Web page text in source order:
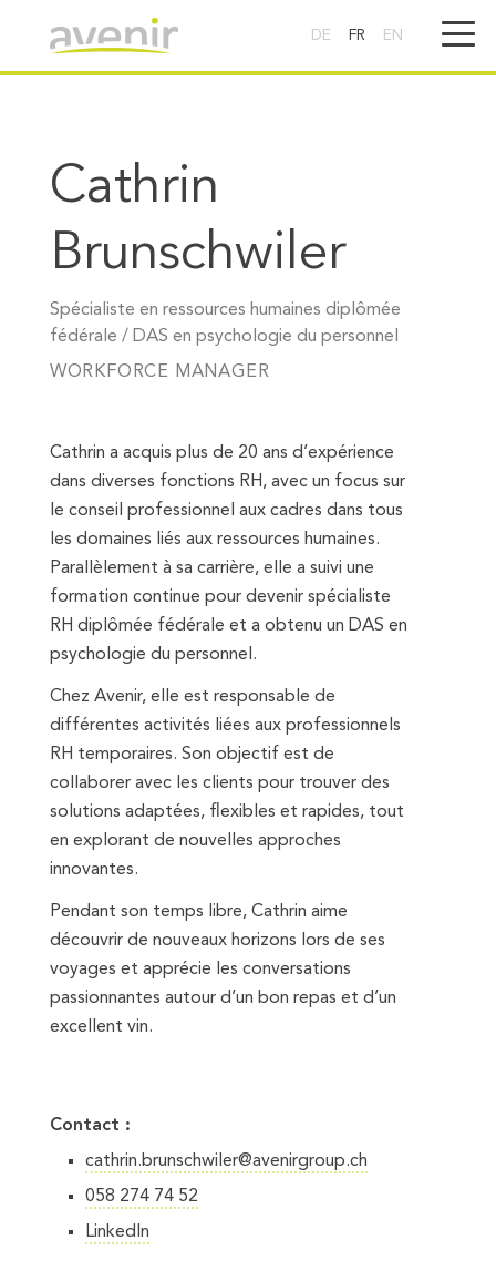
DE FR EN
Cathrin
Brunschwiler
Spécialiste en ressources humaines diplômée
fédérale / DAS en psychologie du personnel
WORKFORCE MANAGER
Cathrin a acquis plus de 20 ans d’expérience
dans diverses fonctions RH, avec un focus sur
le conseil professionnel aux cadres dans tous
les domaines liés aux ressources humaines.
Parallèlement à sa carrière, elle a suivi une
formation continue pour devenir spécialiste
RH diplômée fédérale et a obtenu un DAS en
psychologie du personnel.
Chez Avenir, elle est responsable de
différentes activités liées aux professionnels
RH temporaires. Son objectif est de
collaborer avec les clients pour trouver des
solutions adaptées, flexibles et rapides, tout
en explorant de nouvelles approches
innovantes.
Pendant son temps libre, Cathrin aime
découvrir de nouveaux horizons lors de ses
voyages et apprécie les conversations
passionnantes autour d’un bon repas et d’un
excellent vin.
Contact :
cathrin.brunschwiler@avenirgroup.ch
058 274 74 52
LinkedIn